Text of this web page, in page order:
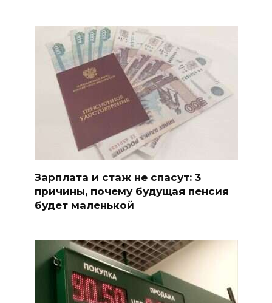
Зарплата и стаж не спасут: 3
причины, почему будущая пенсия
будет маленькой